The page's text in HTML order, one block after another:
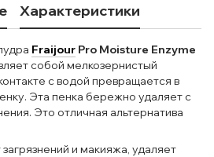
Характеристики
Fraijour Pro Moisture Enzyme
собой мелкозернистый
с водой превращается в
Эта пенка бережно удаляет с
Это отличная альтернатива
и макияжа, удаляет